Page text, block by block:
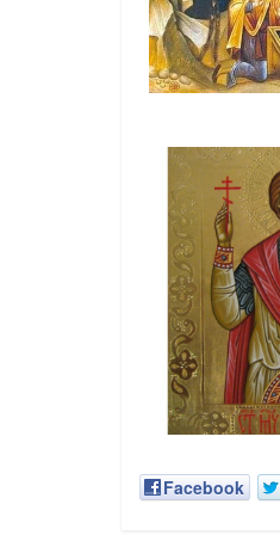
Facebook